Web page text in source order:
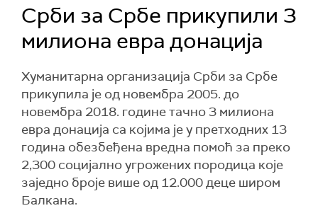
Срби за Србе прикупили 3
милиона евра донација
Хуманитарна организација Срби за Србе
прикупила је од новембра 2005. до
новембра 2018. године тачно 3 милиона
евра донација са којима је у претходних 13
година обезбеђена вредна помоћ за преко
2,300 социјално угрожених породица које
заједно броје више од 12.000 деце широм
Балкана.